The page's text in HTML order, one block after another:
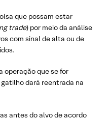
que possam estar
trade) por meio da análise
com sinal de alta ou de
operação que se for
dará reentrada na
antes do alvo de acordo